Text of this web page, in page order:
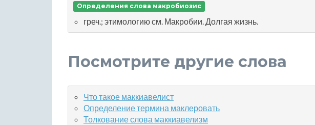
Определения слова макробиозис
греч.; этимологию см. Макробии. Долгая жизнь.
Посмотрите другие слова
Что такое маккиавелист
Определение термина маклеровать
Толкование слова маккиавелизм